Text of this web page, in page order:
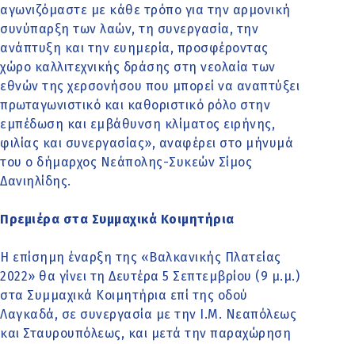
αγωνιζόμαστε με κάθε τρόπο για την αρμονική
συνύπαρξη των λαών, τη συνεργασία, την
ανάπτυξη και την ευημερία, προσφέροντας
χώρο καλλιτεχνικής δράσης στη νεολαία των
εθνών της χερσονήσου που μπορεί να αναπτύξει
πρωταγωνιστικό και καθοριστικό ρόλο στην
εμπέδωση και εμβάθυνση κλίματος ειρήνης,
φιλίας και συνεργασίας», αναφέρει στο μήνυμά
του ο δήμαρχος Νεάπολης-Συκεών Σίμος
Δανιηλίδης.
Πρεμιέρα στα Συμμαχικά Κοιμητήρια
Η επίσημη έναρξη της «Βαλκανικής Πλατείας
2022» θα γίνει τη Δευτέρα 5 Σεπτεμβρίου (9 μ.μ.)
στα Συμμαχικά Κοιμητήρια επί της οδού
Λαγκαδά, σε συνεργασία με την Ι.Μ. Νεαπόλεως
και Σταυρουπόλεως, και μετά την παραχώρηση